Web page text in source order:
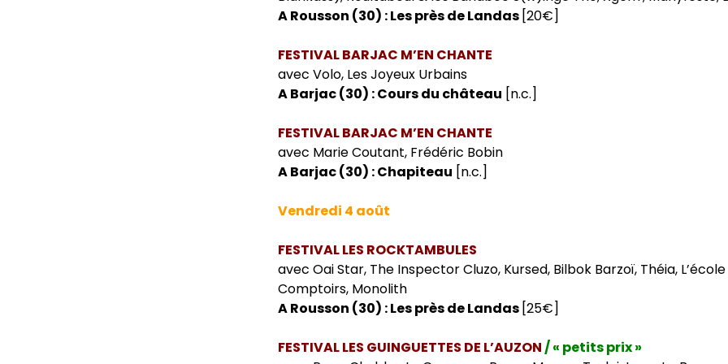
A Rousson (30) : Les près de Landas [20€]
FESTIVAL BARJAC M’EN CHANTE
avec Volo, Les Joyeux Urbains
A Barjac (30) : Cours du château [n.c.]
FESTIVAL BARJAC M’EN CHANTE
avec Marie Coutant, Frédéric Bobin
A Barjac (30) : Chapiteau [n.c.]
Vendredi 4 août
FESTIVAL LES ROCKTAMBULES
avec Oai Star, The Inspector Cluzo, Kursed, Bilbok Barzoï, Théia,
Comptoirs, Monolith
A Rousson (30) : Les près de Landas [25€]
FESTIVAL LES GUINGUETTES DE L’AUZON/ « petits prix »